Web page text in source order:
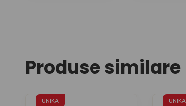
Produse similare
UNIKA UNIKA